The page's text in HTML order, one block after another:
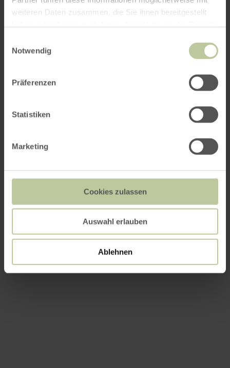
weiteren Daten zusammen, die Sie ihnen bereitgestellt
Notwendig
Präferenzen
Statistiken
Marketing
Cookies zulassen
Auswahl erlauben
Ablehnen